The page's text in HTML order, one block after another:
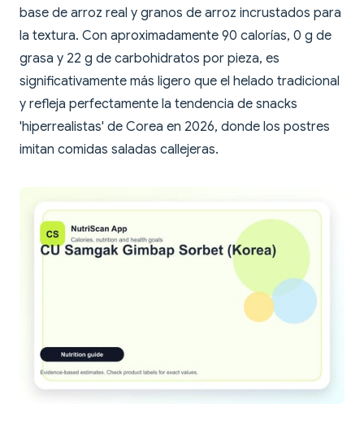
base de arroz real y granos de arroz incrustados para
la textura. Con aproximadamente 90 calorías, 0 g de
grasa y 22 g de carbohidratos por pieza, es
significativamente más ligero que el helado tradicional
y refleja perfectamente la tendencia de snacks
'hiperrealistas' de Corea en 2026, donde los postres
imitan comidas saladas callejeras.